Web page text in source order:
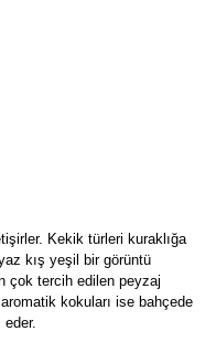
Kekik türleri kuraklığa
kış yeşil bir görüntü
çok tercih edilen peyzaj
kokuları ise bahçede